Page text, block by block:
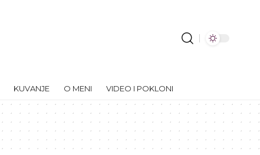
KUVANJE O MENI VIDEO I POKLONI